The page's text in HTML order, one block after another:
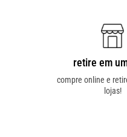
retire em
compre online e
lojas!